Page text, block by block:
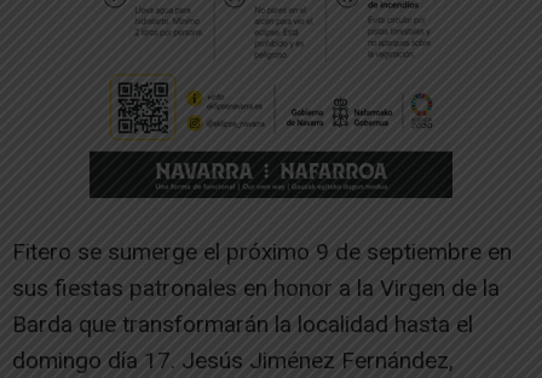
Fitero se sumerge el próximo 9 de septiembre en
sus fiestas patronales en honor a la Virgen de la
Barda que transformarán la localidad hasta el
domingo día 17. Jesús Jiménez Fernández,